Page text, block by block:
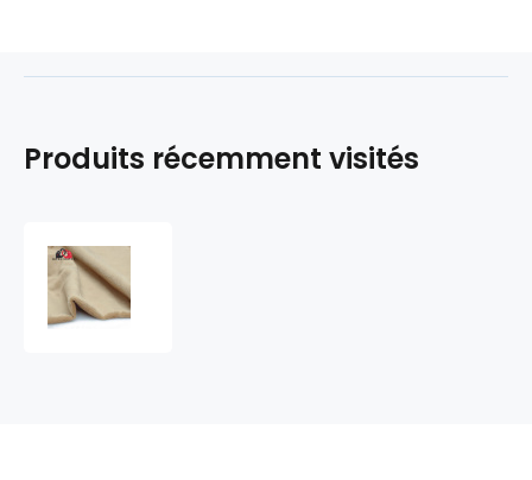
Produits récemment visités